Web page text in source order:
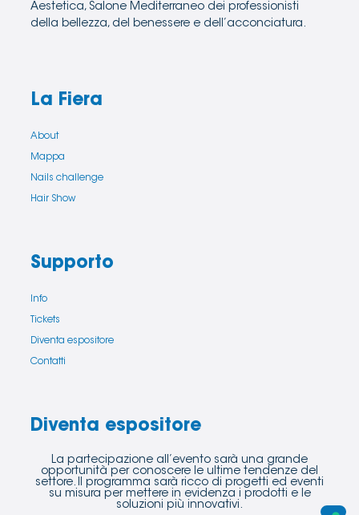
Aestetica, Salone Mediterraneo dei professionisti
della bellezza, del benessere e dell’acconciatura.
La Fiera
About
Mappa
Nails challenge
Hair Show
Supporto
Info
Tickets
Diventa espositore
Contatti
Diventa espositore
La partecipazione all’evento sarà una grande
opportunità per conoscere le ultime tendenze del
settore. Il programma sarà ricco di progetti ed eventi
su misura per mettere in evidenza i prodotti e le
soluzioni più innovativi.